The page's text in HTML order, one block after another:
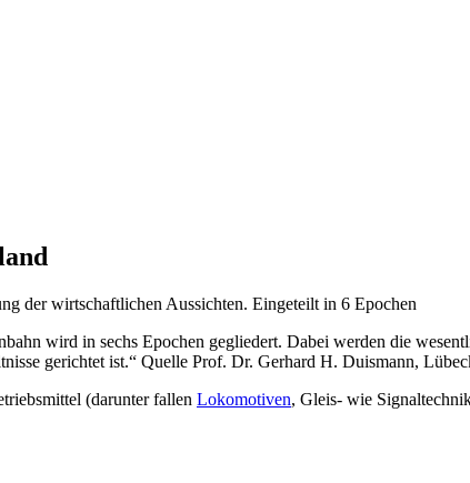
der wirtschaftlichen Aussichten. Eingeteilt in 6 Epochen
wird in sechs Epochen gegliedert. Dabei werden die
gerichtet ist.“ Quelle Prof. Dr. Gerhard H. Duismann,
(darunter fallen Lokomotiven, Gleis- wie